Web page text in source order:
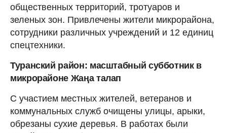
общественных территорий, тротуаров и
зеленых зон. Привлечены жители микрорайона,
сотрудники различных учреждений и 12 единиц
спецтехники.
Туранский район: масштабный субботник в
микрорайоне Жаңа талап
С участием местных жителей, ветеранов и
коммунальных служб очищены улицы, арыки,
обрезаны сухие деревья. В работах были